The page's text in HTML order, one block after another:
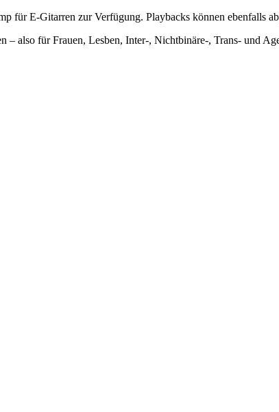
E-Gitarren zur Verfügung. Playbacks können ebenfalls
also für Frauen, Lesben, Inter-, Nichtbinäre-, Trans- und